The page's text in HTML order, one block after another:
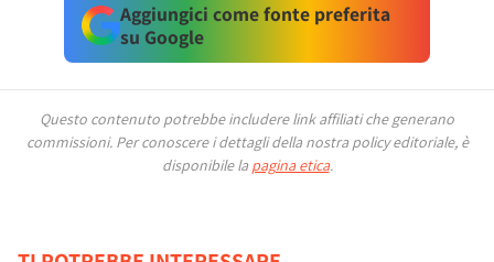
Aggiungici come fonte preferita
su Google
Questo contenuto potrebbe includere link affiliati che generano
commissioni. Per conoscere i dettagli della nostra policy editoriale, è
disponibile la pagina etica.